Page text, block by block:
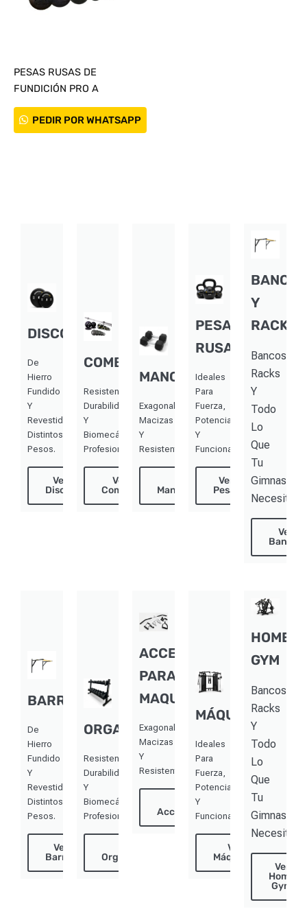
PESAS RUSAS DE
FUNDICIÓN PRO A
PEDIR POR WHATSAPP
DISCOS
De
Hierro
Fundido
Y
Revestidos.
Distintos
Pesos.
Ver
Discos
COMBOS
Resistencia,
Durabilidad
Y
Biomecánica
Profesional.
Ver
Combos
MANCUERNAS
Exagonales,
Macizas
Y
Resistentes.
Mancuernas
PESAS
RUSAS
Ideales
Para
Fuerza,
Potencia
Y
Funcional.
Ver
Pesas
Y
RACKS
Bancos,
Racks
Y
Todo
Lo
Que
Tu
Gimnasio
Necesita
Ver
Bancos
BARRAS
De
Hierro
Fundido
Y
Revestidos.
Distintos
Pesos.
Ver
Barras
ORGANIZADORES
Resistencia,
Durabilidad
Y
Biomecánica
Profesional.
Organizadores
ACCESORIOS
PARA
MAQUINAS
Exagonales,
Macizas
Y
Resistentes.
Accesorios
MÁQUINAS
Ideales
Para
Fuerza,
Potencia
Y
Funcional.
Ver
Máquinas
HOME
GYM
Bancos,
Racks
Y
Todo
Lo
Que
Tu
Gimnasio
Necesita
Ver
Home
Gym